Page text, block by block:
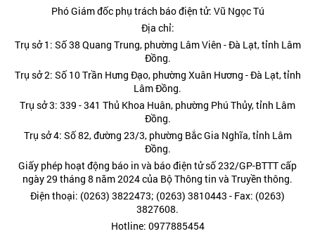
Phó Giám đốc phụ trách báo điện tử: Vũ Ngọc Tú
Địa chỉ:
Trụ sở 1: Số 38 Quang Trung, phường Lâm Viên - Đà Lạt, tỉnh Lâm
Đồng.
Trụ sở 2: Số 10 Trần Hưng Đạo, phường Xuân Hương - Đà Lạt, tỉnh
Lâm Đồng.
Trụ sở 3: 339 - 341 Thủ Khoa Huân, phường Phú Thủy, tỉnh Lâm
Đồng.
Trụ sở 4: Số 82, đường 23/3, phường Bắc Gia Nghĩa, tỉnh Lâm
Đồng.
Giấy phép hoạt động báo in và báo điện tử số 232/GP-BTTT cấp
ngày 29 tháng 8 năm 2024 của Bộ Thông tin và Truyền thông.
Điện thoại: (0263) 3822473; (0263) 3810443 - Fax: (0263)
3827608.
Hotline: 0977885454